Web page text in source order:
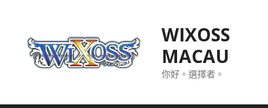
WIXOSS
MACAU
你好。選擇者。